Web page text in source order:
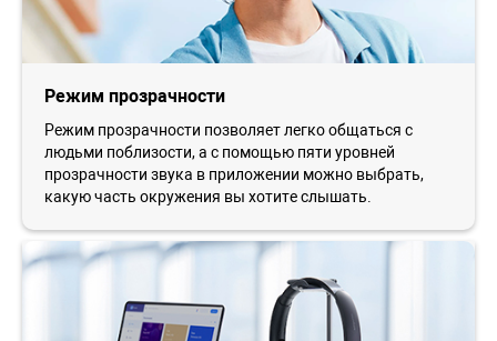
Режим прозрачности
Режим прозрачности позволяет легко общаться с
людьми поблизости, а с помощью пяти уровней
прозрачности звука в приложении можно выбрать,
какую часть окружения вы хотите слышать.